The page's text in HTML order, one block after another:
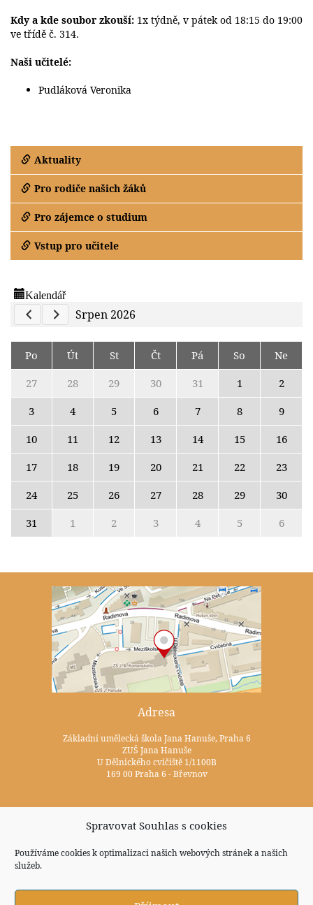
Spravovat Souhlas s cookies
Používáme cookies k optimalizaci našich webových stránek a našich
služeb.
Aktuality
Pro rodiče našich žáků
Pro zájemce o studium
Vstup pro učitele
Kalendář
Previous Calendar
Next Calendar
Srpen 2026
Po Út St Čt Pá So
Ne
27
28 29 30 31 1
2
3
4 5 6 7 8
9
10
11 12 13 14 15
16
17
18 19 20 21 22
23
24
25 26 27 28 29
30
31
1 2 3 4 5 6
Kdy a kde soubor zkouší: 1x týdně, v pátek od 18:15 do 19:00
ve třídě č. 314.
Naši učitelé:
Pudláková Veronika
Adresa
Základní umělecká škola Jana Hanuše, Praha 6
ZUŠ Jana Hanuše
U Dělnického cvičiště 1/1100B
169 00 Praha 6 - Břevnov